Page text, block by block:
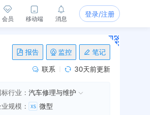
会员 移动端 消息
登录/注册
报告 监控 笔记
联系 30天前更新
行业： 汽车修理与维护
业规模 ： 微型